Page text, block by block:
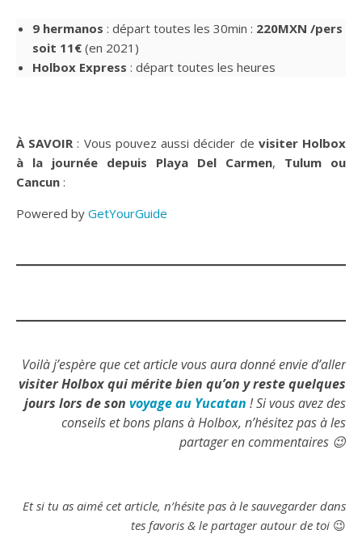
9 hermanos : départ toutes les 30min : 220MXN /pers
soit 11€ (en 2021)
Holbox Express : départ toutes les heures
À SAVOIR : Vous pouvez aussi décider de visiter Holbox
à la journée depuis Playa Del Carmen, Tulum ou
Cancun :
Powered by GetYourGuide
Voilà j’espère que cet article vous aura donné envie d’aller
visiter Holbox qui mérite bien qu’on y reste quelques
jours lors de son voyage au Yucatan ! Si vous avez des
conseils et bons plans à Holbox, n’hésitez pas à les
partager en commentaires 😉
Et si tu as aimé cet article, n’hésite pas à le sauvegarder dans
tes favoris & le partager autour de toi 😉